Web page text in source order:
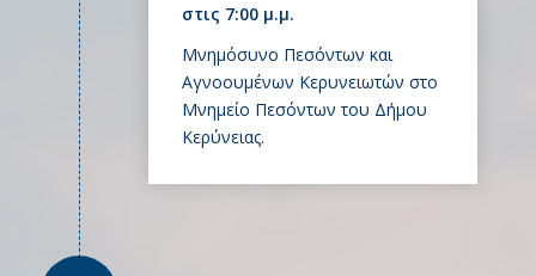
στις 7:00 μ.μ.
Μνημόσυνο Πεσόντων και
Αγνοουμένων Κερυνειωτών στο
Μνημείο Πεσόντων του Δήμου
Κερύνειας.